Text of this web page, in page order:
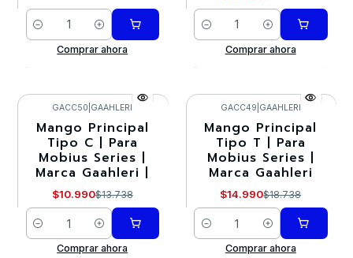
Cantidad
Comprar ahora
Cantidad
Comprar ahora
-20%
GACC50 GAAHLERI
Mango Principal
Tipo C | Para
Mobius Series |
Marca Gaahleri |
$10.990$13.738
Cantidad
Comprar ahora
-20%
GACC49 GAAHLERI
Mango Principal
Tipo T | Para
Mobius Series |
Marca Gaahleri
$14.990$18.738
Cantidad
Comprar ahora